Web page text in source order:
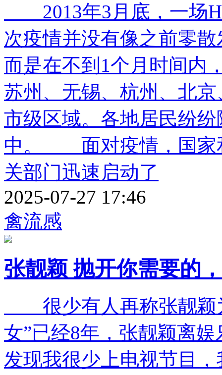
2013年3月底，一场
次疫情并没有像之前零
而是在不到1个月时间内
苏州、无锡、杭州、北
市级区域。各地居民纷
中。 面对疫情，国家
关部门迅速启动了
2025-07-27 17:46
禽流感
张靓颖 抛开你需要的
很少有人再称张靓颖
女”已经8年，张靓颖离
发现我很少上电视节目